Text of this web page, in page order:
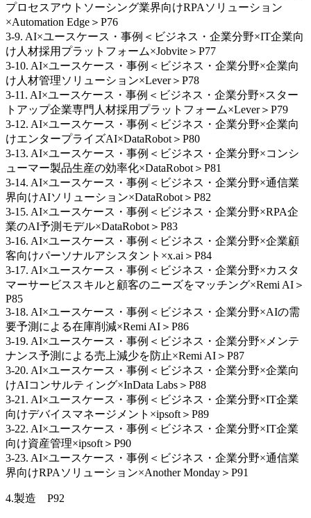
プロセスアウトソーシング業界向けRPAソリューション
×Automation Edge＞P76
3-9. AI×ユースケース・事例＜ビジネス・企業分野×IT企業向
け人材採用プラットフォーム×Jobvite＞P77
3-10. AI×ユースケース・事例＜ビジネス・企業分野×企業向
け人材管理ソリューション×Lever＞P78
3-11. AI×ユースケース・事例＜ビジネス・企業分野×スター
トアップ企業専門人材採用プラットフォーム×Lever＞P79
3-12. AI×ユースケース・事例＜ビジネス・企業分野×企業向
けエンタープライズAI×DataRobot＞P80
3-13. AI×ユースケース・事例＜ビジネス・企業分野×コンシ
ューマー製品生産の効率化×DataRobot＞P81
3-14. AI×ユースケース・事例＜ビジネス・企業分野×通信業
界向けAIソリューション×DataRobot＞P82
3-15. AI×ユースケース・事例＜ビジネス・企業分野×RPA企
業のAI予測モデル×DataRobot＞P83
3-16. AI×ユースケース・事例＜ビジネス・企業分野×企業顧
客向けパーソナルアシスタント×x.ai＞P84
3-17. AI×ユースケース・事例＜ビジネス・企業分野×カスタ
マーサービススキルと顧客のニーズをマッチング×Remi AI＞
P85
3-18. AI×ユースケース・事例＜ビジネス・企業分野×AIの需
要予測による在庫削減×Remi AI＞P86
3-19. AI×ユースケース・事例＜ビジネス・企業分野×メンテ
ナンス予測による売上減少を防止×Remi AI＞P87
3-20. AI×ユースケース・事例＜ビジネス・企業分野×企業向
けAIコンサルティング×InData Labs＞P88
3-21. AI×ユースケース・事例＜ビジネス・企業分野×IT企業
向けデバイスマネージメント×ipsoft＞P89
3-22. AI×ユースケース・事例＜ビジネス・企業分野×IT企業
向け資産管理×ipsoft＞P90
3-23. AI×ユースケース・事例＜ビジネス・企業分野×通信業
界向けRPAソリューション×Another Monday＞P91
4.製造 P92